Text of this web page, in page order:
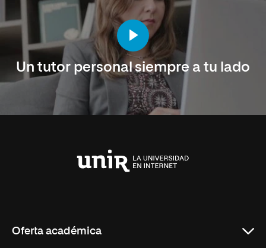
Un tutor personal siempre a tu lado
Oferta académica